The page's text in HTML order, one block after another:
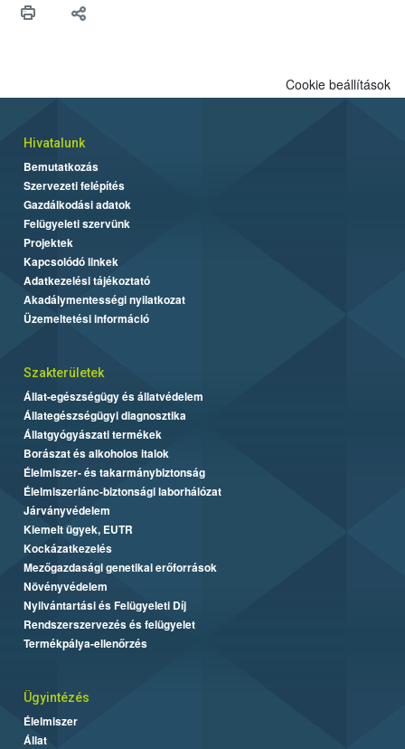
felhasználók számára is elérhető és ökológiai termesztésben is
Cookie beállítások
Hivatalunk
Bemutatkozás
Szervezeti felépítés
Gazdálkodási adatok
Felügyeleti szervünk
Projektek
Kapcsolódó linkek
Adatkezelési tájékoztató
Akadálymentességi nyilatkozat
Üzemeltetési információ
Szakterületek
Állat-egészségügy és állatvédelem
Állategészségügyi diagnosztika
Állatgyógyászati termékek
Borászat és alkoholos italok
Élelmiszer- és takarmánybiztonság
Élelmiszerlánc-biztonsági laborhálózat
Járványvédelem
Kiemelt ügyek, EUTR
Kockázatkezelés
Mezőgazdasági genetikai erőforrások
Növényvédelem
Nyilvántartási és Felügyeleti Díj
Rendszerszervezés és felügyelet
Termékpálya-ellenőrzés
Ügyintézés
Élelmiszer
Állat